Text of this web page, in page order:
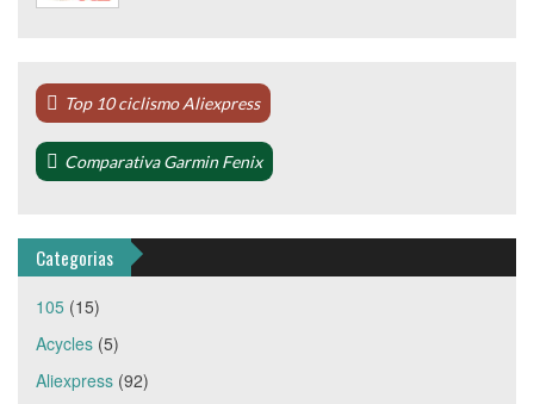
Top 10 ciclismo Aliexpress
Comparativa Garmin Fenix
Categorias
105 (15)
Acycles (5)
Aliexpress (92)